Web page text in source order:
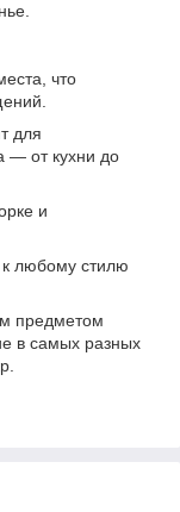
что
для
— от кухни до
и
любому стилю
предметом
в самых разных